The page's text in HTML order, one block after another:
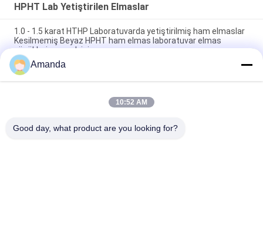
HPHT Lab Yetiştirilen Elmaslar
1.0 - 1.5 karat HTHP Laboratuvarda yetiştirilmiş ham elmaslar
Kesilmemiş Beyaz HPHT ham elmas laboratuvar elmas
yüzükleri yapmak için
100% Gerçek ve Sertliği 10 Mohs 1 karat HPHT Laboratuvar
Yapımı Kesilmemiş Kaba Beyaz Laboratuvar Elmas
5.0 - 6.0 karat D E F Renk VS Açıklık HPHT Elmas Laboratuvarı
Amanda
10:52 AM
Good day, what product are you looking for?